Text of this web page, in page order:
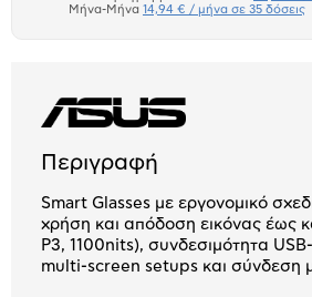
Αριθμός δόσεων
Μήνα-Μήνα 14,94 € / μήνα σε 35 δόσεις
Περιγραφή
Smart Glasses με εργονομικό
χρήση και απόδοση εικόνας έως
P3, 1100nits), συνδεσιμότητα
multi-screen setups και σύνδεση